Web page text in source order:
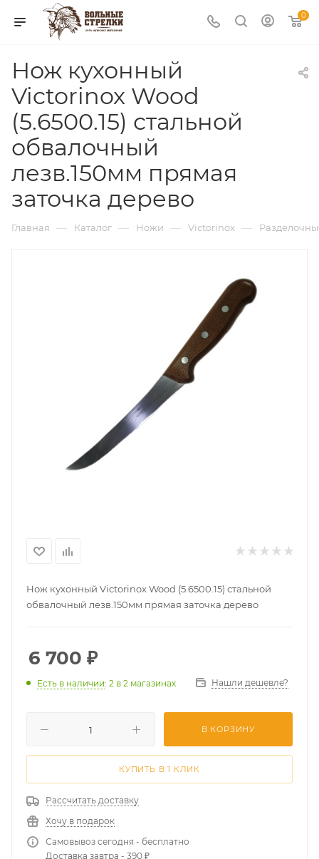
0
Нож кухонный
Victorinox Wood
(5.6500.15) стальной
обвалочный
лезв.150мм прямая
заточка дерево
Главная — Каталог — Ножи — Victorinox —
Нож кухонный Victorinox Wood (5.6500.15) стальной
обвалочный лезв.150мм прямая заточка дерево
6 700 ₽
Есть в наличии: 2 в 2 магазинах Нашли дешевле?
В КОРЗИНУ
КУПИТЬ В 1 КЛИК
Рассчитать доставку
Хочу в подарок
Самовывоз сегодня - бесплатно
Доставка завтра - 390 ₽